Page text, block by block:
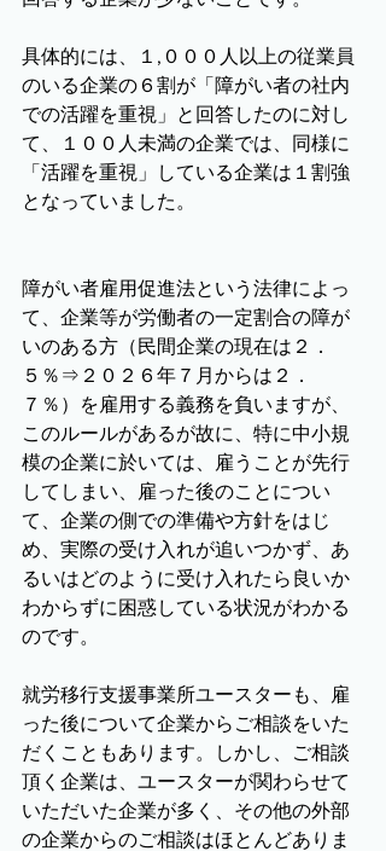
具体的には、１,０００人以上の従業員
のいる企業の６割が「障がい者の社内
での活躍を重視」と回答したのに対し
て、１００人未満の企業では、同様に
「活躍を重視」している企業は１割強
となっていました。
障がい者雇用促進法という法律によっ
て、企業等が労働者の一定割合の障が
いのある方（民間企業の現在は２．
５％⇒２０２６年７月からは２．
７％）を雇用する義務を負いますが、
このルールがあるが故に、特に中小規
模の企業に於いては、雇うことが先行
してしまい、雇った後のことについ
て、企業の側での準備や方針をはじ
め、実際の受け入れが追いつかず、あ
るいはどのように受け入れたら良いか
わからずに困惑している状況がわかる
のです。
就労移行支援事業所ユースターも、雇
った後について企業からご相談をいた
だくこともあります。しかし、ご相談
頂く企業は、ユースターが関わらせて
いただいた企業が多く、その他の外部
の企業からのご相談はほとんどありま